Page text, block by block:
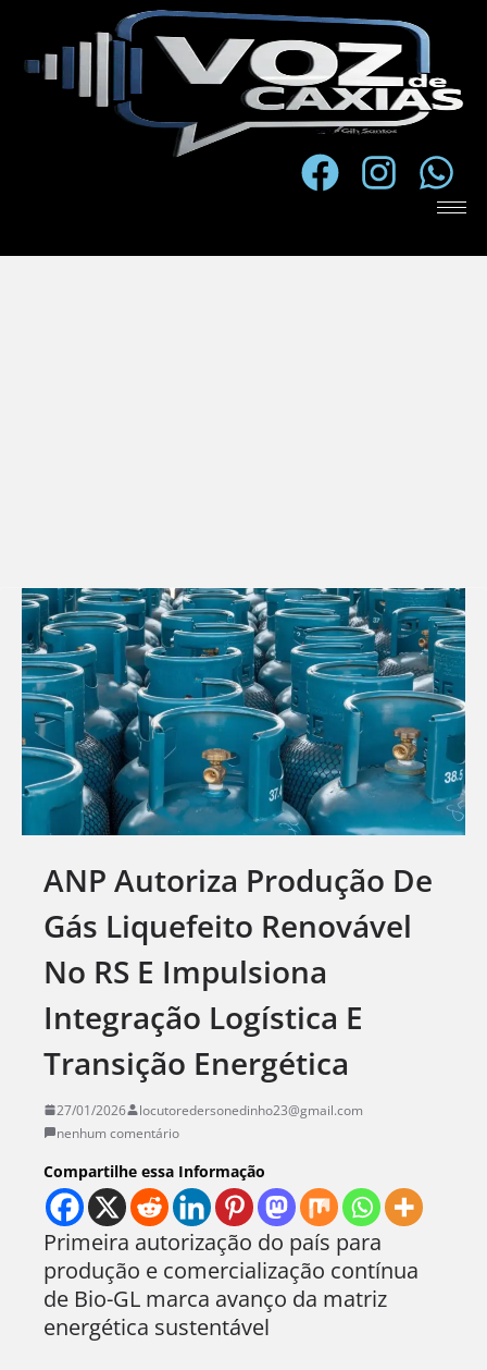
ANP Autoriza Produção De
Gás Liquefeito Renovável
No RS E Impulsiona
Integração Logística E
Transição Energética
27/01/2026
locutoredersonedinho23@gmail.com
nenhum comentário
Compartilhe essa Informação
Primeira autorização do país para
produção e comercialização contínua
de Bio-GL marca avanço da matriz
energética sustentável